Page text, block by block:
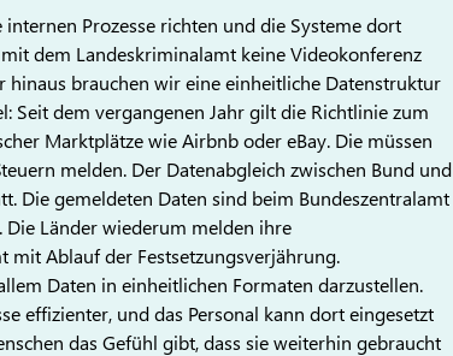
Prozesse richten und die Systeme dort
dem Landeskriminalamt keine Videokonferenz
brauchen wir eine einheitliche Datenstruktur
Seit dem vergangenen Jahr gilt die Richtlinie zum
Marktplätze wie Airbnb oder eBay. Die müssen
melden. Der Datenabgleich zwischen Bund und
Die gemeldeten Daten sind beim Bundeszentralamt
Länder wiederum melden ihre
mit Ablauf der Festsetzungsverjährung.
Daten in einheitlichen Formaten darzustellen.
effizienter, und das Personal kann dort eingesetzt
das Gefühl gibt, dass sie weiterhin gebraucht